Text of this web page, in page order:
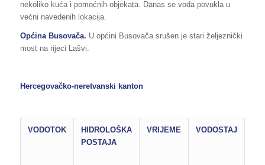
nekoliko kuća i pomoćnih objekata. Danas se voda povukla u
većni navedenih lokacija.
Općina Busovača. U općini Busovača srušen je stari željeznički
most na rijeci Lašvi.
Hercegovačko-neretvanski kanton
VODOTOK
HIDROLOŠKA
POSTAJA
VRIJEME VODOSTAJ